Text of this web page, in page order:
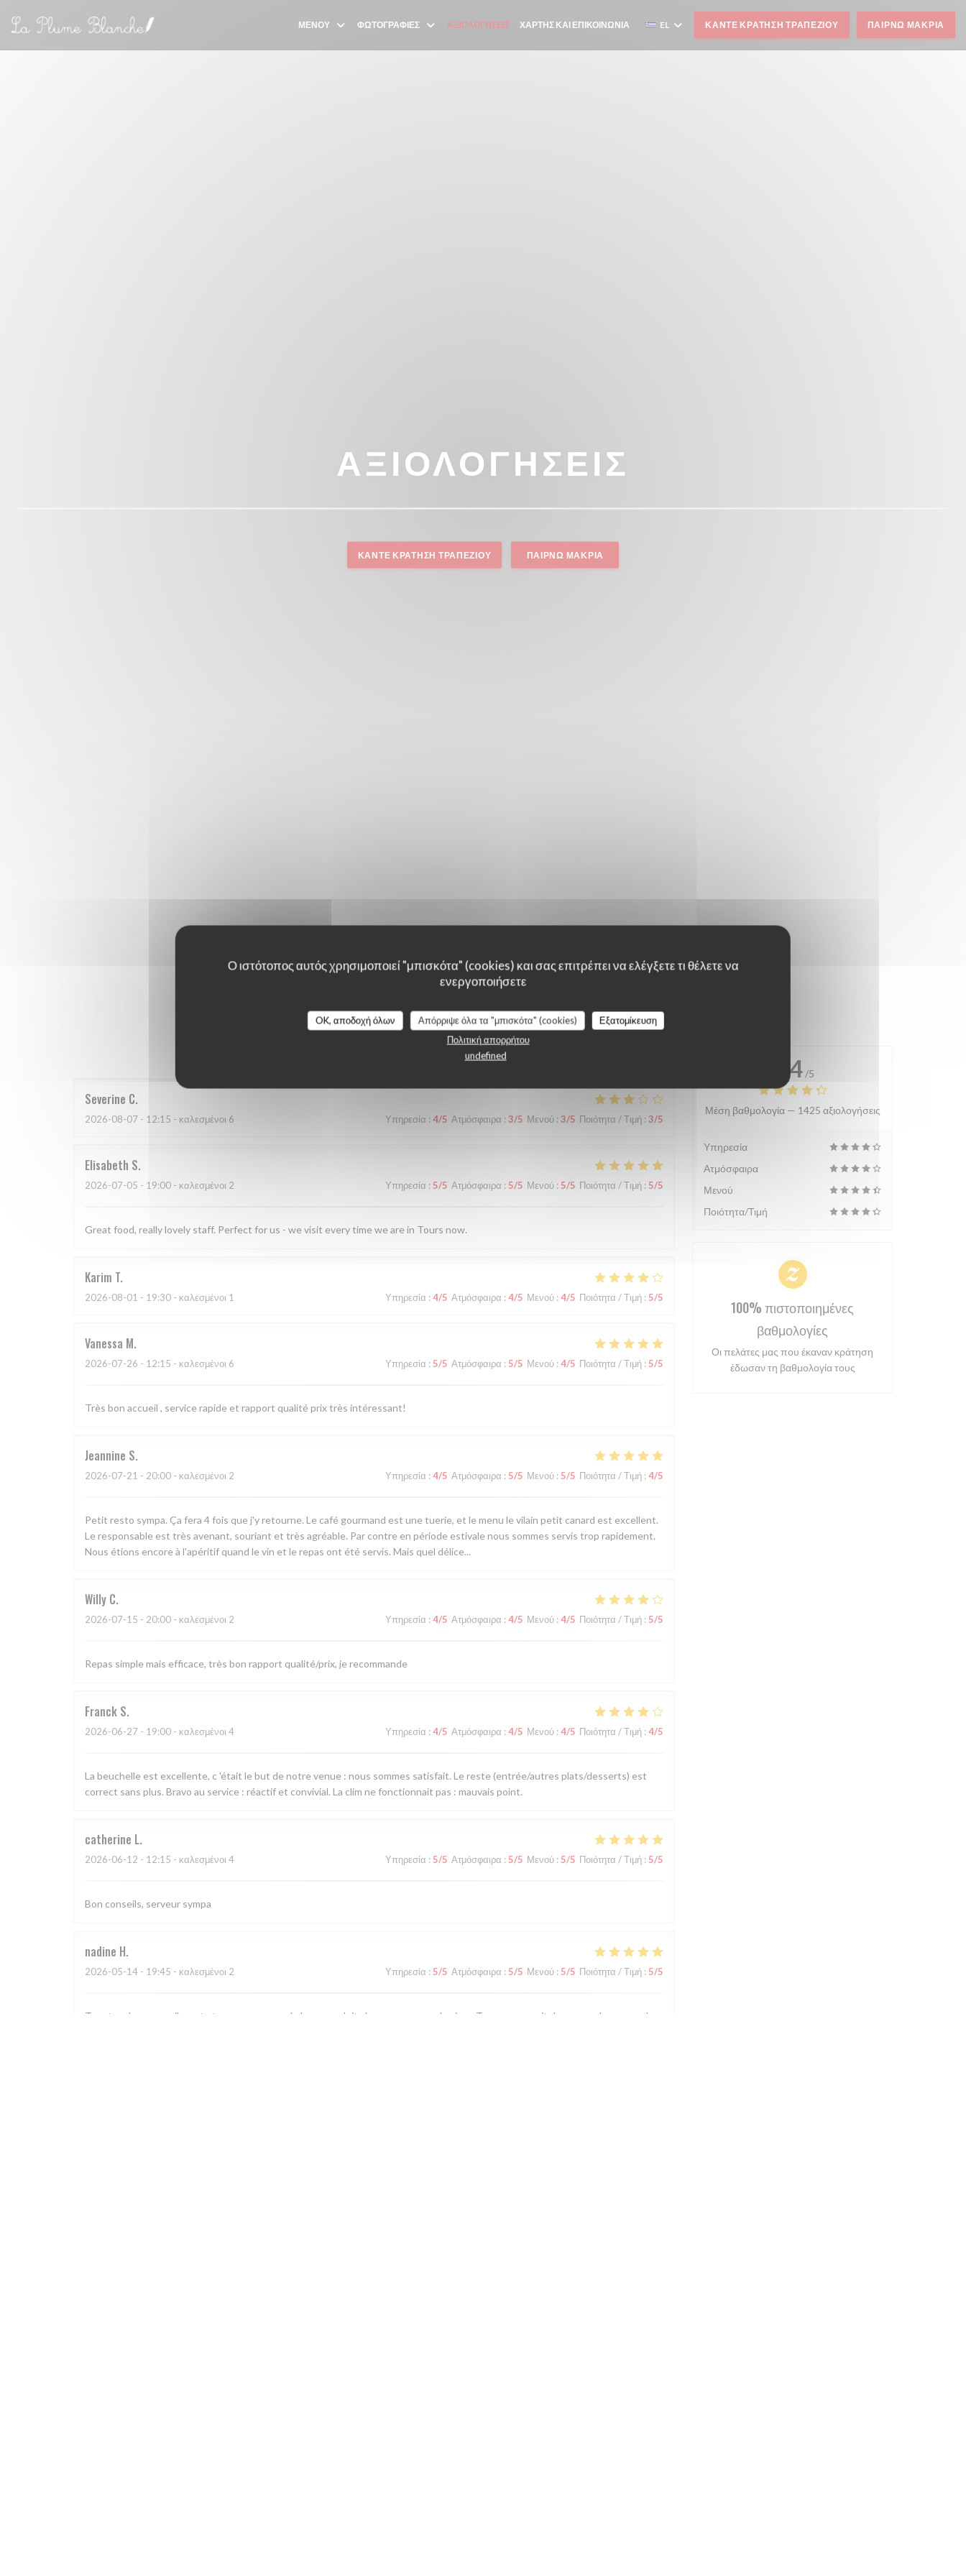
Ο ιστότοπος αυτός χρησιμοποιεί "μπισκότα" (cookies) και σας επιτρέπει να ελέγξετε τι θέλετε να
ενεργοποιήσετε
OK, αποδοχή όλων Απόρριψε όλα τα "μπισκότα" (cookies)
Εξατομίκευση
Πολιτική απορρήτου
undefined
ΜΕΝΟΎ ΦΩΤΟΓΡΑΦΊΕΣ ΑΞΙΟΛΟΓΉΣΕΙΣ ΧΆΡΤΗΣ ΚΑΙ ΕΠΙΚΟΙΝΩΝΊΑ EL ΚΆΝΤΕ ΚΡΆΤΗΣΗ ΤΡΑΠΕΖΙΟΎ ΠΑΊΡΝΩ ΜΑΚΡΙΆ
ΑΞΙΟΛΟΓΉΣΕΙΣ
ΚΆΝΤΕ ΚΡΆΤΗΣΗ ΤΡΑΠΕΖΙΟΎ ΠΑΊΡΝΩ ΜΑΚΡΙΆ
Οι βαθμολογίες πελατών μας
Severine C
2026-08-07 - 12:15 - καλεσμένοι 6 Υπηρεσία : 4/5 Ατμόσφαιρα : 3/5 Μενού : 3/5 Ποιότητα / Τιμή : 3/5
Elisabeth S
2026-07-05 - 19:00 - καλεσμένοι 2 Υπηρεσία : 5/5 Ατμόσφαιρα : 5/5 Μενού : 5/5 Ποιότητα / Τιμή : 5/5
Great food, really lovely staff. Perfect for us - we visit every time we are in Tours now.
Karim T
2026-08-01 - 19:30 - καλεσμένοι 1 Υπηρεσία : 4/5 Ατμόσφαιρα : 4/5 Μενού : 4/5 Ποιότητα / Τιμή : 5/5
Vanessa M
2026-07-26 - 12:15 - καλεσμένοι 6 Υπηρεσία : 5/5 Ατμόσφαιρα : 5/5 Μενού : 4/5 Ποιότητα / Τιμή : 5/5
Très bon accueil , service rapide et rapport qualité prix très intéressant!
Jeannine S
2026-07-21 - 20:00 - καλεσμένοι 2 Υπηρεσία : 4/5 Ατμόσφαιρα : 5/5 Μενού : 5/5 Ποιότητα / Τιμή : 4/5
Petit resto sympa. Ça fera 4 fois que j'y retourne. Le café gourmand est une tuerie, et le menu le vilain petit canard est excellent.
Le responsable est très avenant, souriant et très agréable. Par contre en période estivale nous sommes servis trop rapidement.
Nous étions encore à l'apéritif quand le vin et le repas ont été servis. Mais quel délice...
Willy C
2026-07-15 - 20:00 - καλεσμένοι 2 Υπηρεσία : 4/5 Ατμόσφαιρα : 4/5 Μενού : 4/5 Ποιότητα / Τιμή : 5/5
Repas simple mais efficace, très bon rapport qualité/prix, je recommande
Franck S
2026-06-27 - 19:00 - καλεσμένοι 4 Υπηρεσία : 4/5 Ατμόσφαιρα : 4/5 Μενού : 4/5 Ποιότητα / Τιμή : 4/5
La beuchelle est excellente, c 'était le but de notre venue : nous sommes satisfait. Le reste (entrée/autres plats/desserts) est
correct sans plus. Bravo au service : réactif et convivial. La clim ne fonctionnait pas : mauvais point.
catherine L
2026-06-12 - 12:15 - καλεσμένοι 4 Υπηρεσία : 5/5 Ατμόσφαιρα : 5/5 Μενού : 5/5 Ποιότητα / Τιμή : 5/5
Bon conseils, serveur sympa
nadine H
2026-05-14 - 19:45 - καλεσμένοι 2 Υπηρεσία : 5/5 Ατμόσφαιρα : 5/5 Μενού : 5/5 Ποιότητα / Τιμή : 5/5
Tres tres bon accueil , resto tres sympa avec de bons produits locaux, au cœur du vieux Tours...ce serait dommage de ne pas s'y
4.4 /5
Μέση βαθμολογία — 1425 αξιολογήσεις
Υπηρεσία
Ατμόσφαιρα
Μενού
Ποιότητα/Τιμή
100% πιστοποιημένες
βαθμολογίες
Οι πελάτες μας που έκαναν κράτηση
έδωσαν τη βαθμολογία τους